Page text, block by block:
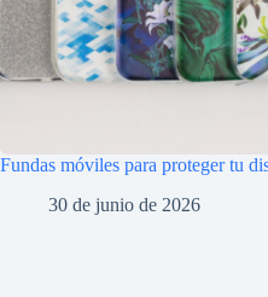
Fundas móviles para proteger tu
30 de junio de 2026